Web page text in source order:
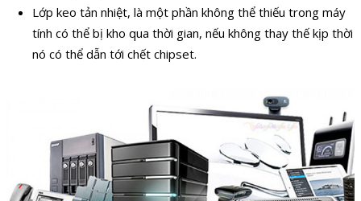
Lớp keo tản nhiệt, là một phần không thể thiếu trong máy
tính có thể bị kho qua thời gian, nếu không thay thế kịp thời
nó có thể dẫn tới chết chipset.